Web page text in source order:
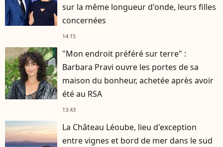
sur la même longueur d'onde, leurs filles
concernées
14:15
"Mon endroit préféré sur terre" :
Barbara Pravi ouvre les portes de sa
maison du bonheur, achetée après avoir
été au RSA
13:43
La Château Léoube, lieu d'exception
entre vignes et bord de mer dans le sud